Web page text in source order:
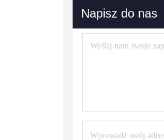
Napisz do nas